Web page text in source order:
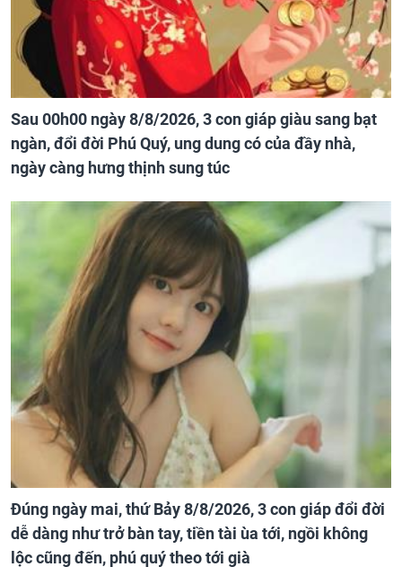
Sau 00h00 ngày 8/8/2026, 3 con giáp giàu sang bạt
ngàn, đổi đời Phú Quý, ung dung có của đầy nhà,
ngày càng hưng thịnh sung túc
Đúng ngày mai, thứ Bảy 8/8/2026, 3 con giáp đổi đời
dễ dàng như trở bàn tay, tiền tài ùa tới, ngồi không
lộc cũng đến, phú quý theo tới già